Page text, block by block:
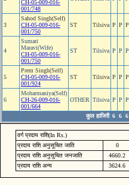
CH-05-009-016-
001/748
3
Sahod Singh(Self)
CH-05-009-016-
001/750
ST Tilsiva P P P
4
Sumari
Maravi(Wife)
CH-05-009-016-
001/750
ST Tilsiva P P P
5
Prem Singh(Self)
CH-05-009-016-
001/924
ST Tilsiva P P P
6
Moharmaniya(Self)
CH-26-009-016-
001/664
OTHER Tilsiva P P P
कुल हाजिरी 6 6 6
वर्ग प्रदाय राशि(In Rs.)
प्रदाय राशि अनुसूचित जाति
0
प्रदाय राशि अनुसूचित जनजाति
4660.2
प्रदाय राशि अन्य
3624.6